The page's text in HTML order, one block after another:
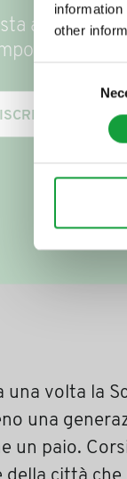
other
Selection
una volta la
una
un paio.
della
ISCRIVITI